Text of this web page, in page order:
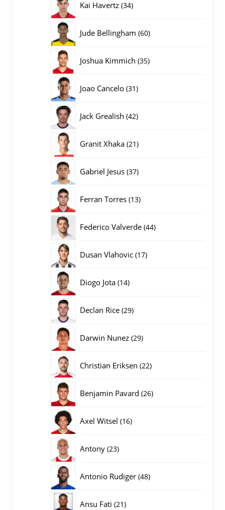
Kai Havertz 3434
Jude Bellingham 6060
Joshua Kimmich 3535
Joao Cancelo 3131
Jack Grealish 4242
Granit Xhaka 2121
Gabriel Jesus 3737
Ferran Torres 1313
Federico Valverde 4444
Dusan Vlahovic 1717
Diogo Jota 1414
Declan Rice 2929
Darwin Nunez 2929
Christian Eriksen 2222
Benjamin Pavard 2626
Axel Witsel 1616
Antony 2323
Antonio Rudiger 4848
Ansu Fati 2121